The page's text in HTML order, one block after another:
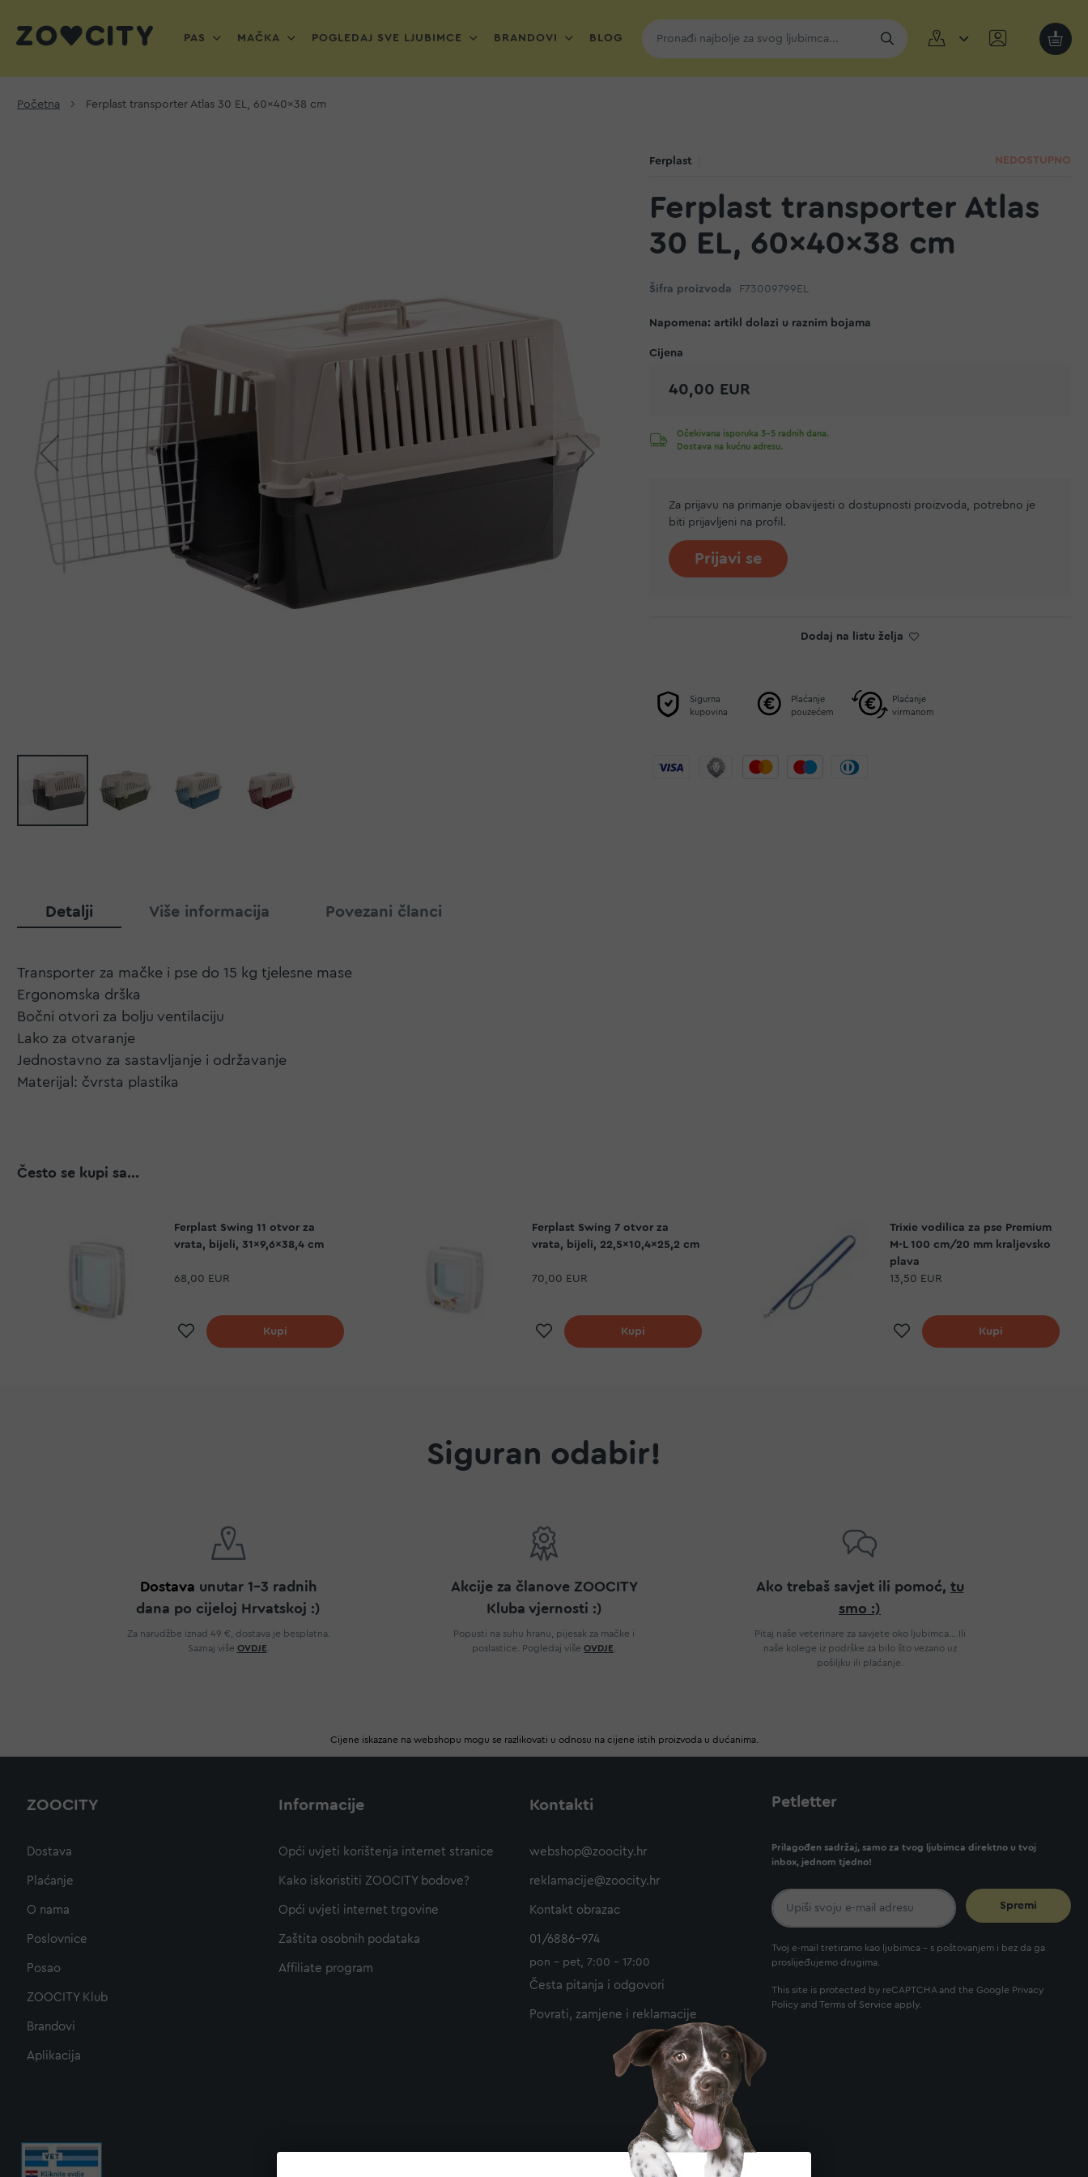
PAS MAČKA POGLEDAJ SVE LJUBIMCE BRANDOVI BLOG
Moja
Početna Ferplast transporter Atlas 30 EL, 60x40x38 cm
Ferplast NEDOSTUPNO
Ferplast transporter Atlas
30 EL, 60x40x38 cm
Šifra proizvoda F73009799EL
Napomena: artikl dolazi u raznim bojama
40,00 EUR
Očekivana isporuka 3-5 radnih dana.
Dostava na kućnu adresu.
Za prijavu na primanje obavijesti o dostupnosti proizvoda, potrebno je
biti prijavljeni na profil.
Prijavi se
Dodaj na listu želja
Sigurna
kupovina
Plaćanje
pouzećem
Plaćanje
virmanom
Detalji
Transporter za mačke i pse do 15 kg tjelesne mase
Ergonomska drška
Bočni otvori za bolju ventilaciju
Lako za otvaranje
Jednostavno za sastavljanje i održavanje
Materijal: čvrsta plastika
Više informacija Povezani članci
Često se kupi sa...
Ferplast Swing 11 otvor za
vrata, bijeli, 31x9,6x38,4 cm
68,00 EUR
Dodaj na listu želja
Kupi
Ferplast Swing 7 otvor za
vrata, bijeli, 22,5x10,4x25,2 cm
70,00 EUR
Dodaj na listu želja
Kupi
Trixie vodilica za pse Premium
M-L 100 cm/20 mm kraljevsko
plava
13,50 EUR
Dodaj na listu želja
Kupi
Siguran odabir!
Dostava unutar 1-3 radnih
dana po cijeloj Hrvatskoj :)
Za narudžbe iznad 49 €, dostava je besplatna.
Saznaj više OVDJE
Akcije za članove ZOOCITY
Kluba vjernosti :)
Popusti na suhu hranu, pijesak za mačke i
poslastice. Pogledaj više OVDJE
Ako trebaš savjet ili pomoć, tu
smo :)
Pitaj naše veterinare za savjete oko ljubimca... Ili
naše kolege iz podrške za bilo što vezano uz
pošiljku ili plaćanje.
Cijene iskazane na webshopu mogu se razlikovati u odnosu na cijene istih proizvoda u dućanima.
ZOOCITY
Dostava
Plaćanje
O nama
Poslovnice
Posao
ZOOCITY Klub
Brandovi
Aplikacija
Informacije
Opći uvjeti korištenja internet stranice
Kako iskoristiti ZOOCITY bodove?
Opći uvjeti internet trgovine
Zaštita osobnih podataka
Affiliate program
Kontakti
webshop@zoocity.hr
reklamacije@zoocity.hr
Kontakt obrazac
01/6886-974
pon - pet, 7:00 - 17:00
Česta pitanja i odgovori
Povrati, zamjene i reklamacije
Petletter
Prilagođen sadržaj, samo za tvog ljubimca direktno u tvoj
inbox, jednom tjedno!
Spremi
Tvoj e-mail tretiramo kao ljubimca - s poštovanjem i bez da ga
proslijeđujemo drugima.
This site is protected by reCAPTCHA and the Google Privacy
Policy and Terms of Service apply.